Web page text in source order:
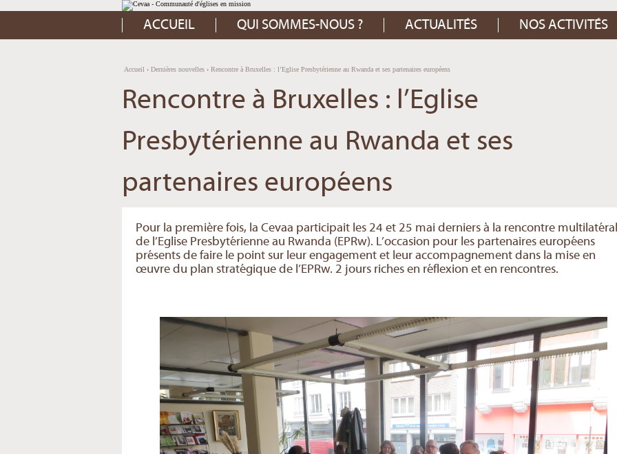
Aller
au
contenu.
Aller
à
Outils
personnels
ACCUEIL QUI SOMMES-NOUS ? ACTUALITÉS NOS ACTIVITÉS
Accueil › Dernières nouvelles › Rencontre à Bruxelles : l’Eglise Presbytérienne au Rwanda et ses partenaires européens
Rencontre à Bruxelles : l’Eglise
Presbytérienne au Rwanda et ses
partenaires européens
Pour la première fois, la Cevaa participait les 24 et 25 mai derniers à la rencontre
de l’Eglise Presbytérienne au Rwanda (EPRw). L’occasion pour les partenaires européens
présents de faire le point sur leur engagement et leur accompagnement dans la mise en
œuvre du plan stratégique de l’EPRw. 2 jours riches en réflexion et en rencontres.